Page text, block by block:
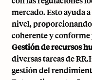
mercado. Esto ayuda
nivel,
coherente y conforme
Gestión de recursos
diversas tareas de
gestión del